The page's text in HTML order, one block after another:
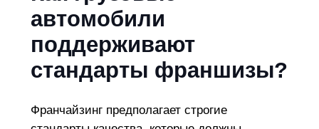
автомобили
поддерживают
стандарты франшизы?
Франчайзинг предполагает строгие